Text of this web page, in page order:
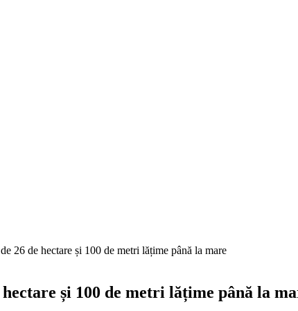
26 de hectare și 100 de metri lățime până la mare
și 100 de metri lățime până la